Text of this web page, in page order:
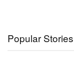
Popular Stories